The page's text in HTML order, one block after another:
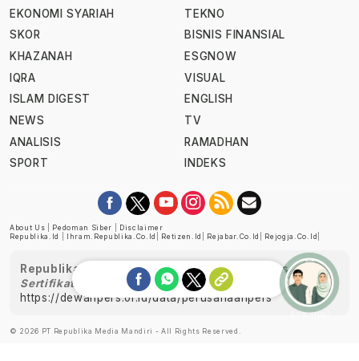
EKONOMI SYARIAH
SKOR
KHAZANAH
IQRA
ISLAM DIGEST
NEWS
ANALISIS
SPORT
TEKNO
BISNIS FINANSIAL
ESGNOW
VISUAL
ENGLISH
TV
RAMADHAN
INDEKS
About Us Pedoman Siber
Disclaimer
Republika.id
Ihram.republika.co.id Retizen.id Rejabar.co.id Rejogja.co.id
Republika telah diverifikasi oleh Dewan Pers
Sertifikat Nomor 1058/DP-Verifikasi/K/XII/2022
https://dewanpers.or.id/data/perusahaanpers
© 2026 PT Republika Media Mandiri - All Rights Reserved.
Ask me!